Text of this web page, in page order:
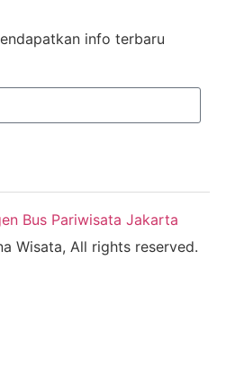
info terbaru
Wisata, All rights reserved.